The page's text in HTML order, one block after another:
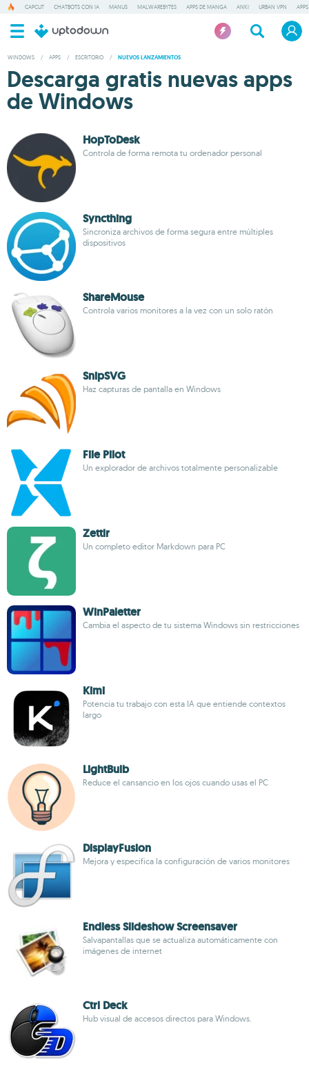
CAPCUT CHATBOTS CON IA MANUS MALWAREBYTES APPS DE MANGA ANKI URBAN VPN
WINDOWS / APPS / ESCRITORIO / NUEVOS LANZAMIENTOS
Descarga gratis nuevas apps
de Windows
HopToDesk
Controla de forma remota tu ordenador personal
Syncthing
Sincroniza archivos de forma segura entre múltiples
dispositivos
ShareMouse
Controla varios monitores a la vez con un solo ratón
SnipSVG
Haz capturas de pantalla en Windows
File Pilot
Un explorador de archivos totalmente personalizable
Zettlr
Un completo editor Markdown para PC
WinPaletter
Cambia el aspecto de tu sistema Windows sin restricciones
Kimi
Potencia tu trabajo con esta IA que entiende contextos
largo
LightBulb
Reduce el cansancio en los ojos cuando usas el PC
DisplayFusion
Mejora y especifica la configuración de varios monitores
Endless Slideshow Screensaver
Salvapantallas que se actualiza automáticamente con
imágenes de internet
Ctrl Deck
Hub visual de accesos directos para Windows.